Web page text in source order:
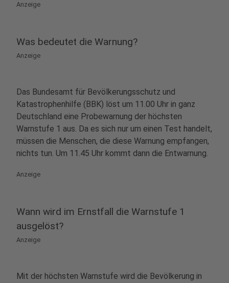
Anzeige
Was bedeutet die Warnung?
Anzeige
Das Bundesamt für Bevölkerungsschutz und
Katastrophenhilfe (BBK) löst um 11.00 Uhr in ganz
Deutschland eine Probewarnung der höchsten
Warnstufe 1 aus. Da es sich nur um einen Test handelt,
müssen die Menschen, die diese Warnung empfangen,
nichts tun. Um 11.45 Uhr kommt dann die Entwarnung.
Anzeige
Wann wird im Ernstfall die Warnstufe 1
ausgelöst?
Anzeige
Mit der höchsten Warnstufe wird die Bevölkerung in